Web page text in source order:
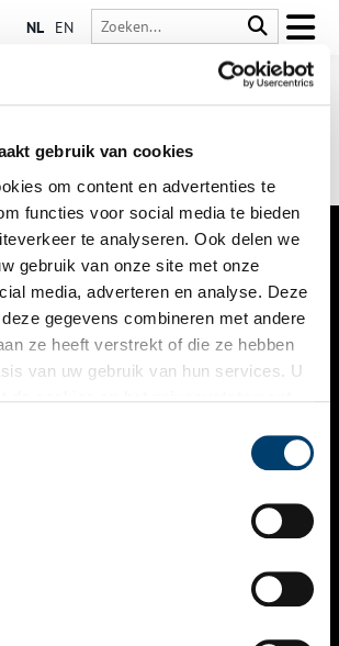
gebruik van cookies
om content en advertenties te
functies voor social media te bieden
te analyseren. Ook delen we
gebruik van onze site met onze
media, adverteren en analyse. Deze
gegevens combineren met andere
ze heeft verstrekt of die ze hebben
van uw gebruik van hun services. U
NL EN